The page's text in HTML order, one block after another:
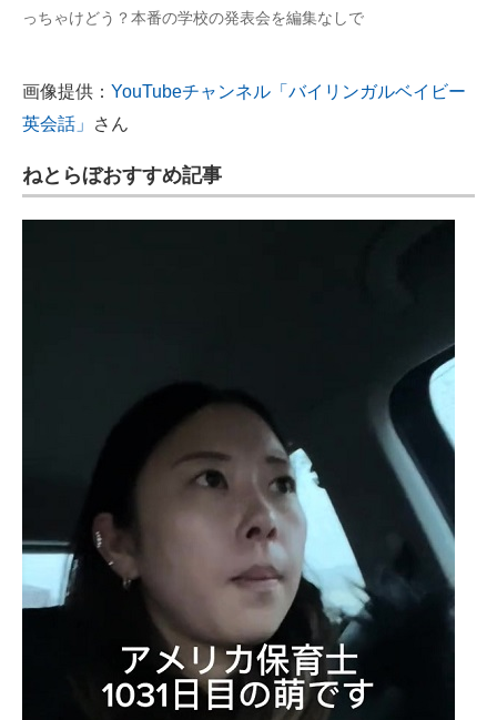
っちゃけどう？本番の学校の発表会を編集なしで
画像提供： YouTubeチャンネル「バイリンガルベイビー
英会話」
さん
ねとらぼおすすめ記事